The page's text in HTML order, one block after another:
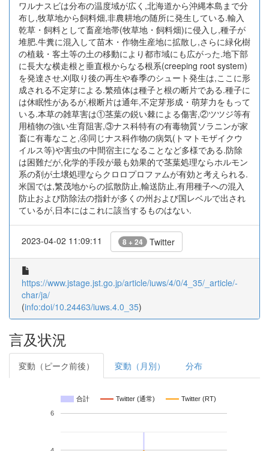
ワルナスビは分布の温度域が広く,北海道から沖縄本島まで分
布し,牧草地から飼料畑,非農耕地の随所に発生している.輸入
乾草・飼料として畜産地帯(牧草地・飼料畑)に侵入し,種子が
堆肥.牛糞に混入して苗木・作物生産地に拡散し,さらに緑化樹
の植栽・客土等の土の移動により都市域にも広がった.地下部
に長大な横走根と垂直根からなる根系(creeping root system)
を発達させ,刈取り後の再生や春季のシュート発生は,ここに形
成される不定芽による.繁殖体は種子と根の断片である.種子に
は休眠性があるが,根断片は通年,不定芽形成・萌芽力をもって
いる.本草の雑草害は①茎葉の鋭い棘による傷害,②ツツジ等有
用植物の強い生育阻害,③ナス科特有の有毒物質ソラニンが家
畜に有毒なこと,④同じナス科作物の病気(トマトモザイクウ
イルス等)や害虫の中間宿主になることなど多様である.防除
は困難だが,化学的手段が最も効果的で茎葉処理ならホルモン
系の剤が土壌処理ならクロロプロファムが有効と考えられる.
米国では,繁茂地からの拡散防止,輸送防止,有用種子への混入
防止および防除法の指針が多くの州および国レベルで出され
ているが,日本にはこれに該当するものはない.
2023-04-02 11:09:11 8 + 24 Twitter
https://www.jstage.jst.go.jp/article/iuws/4/0/4_35/_article/-
char/ja/
(info:doi/10.24463/iuws.4.0_35)
言及状況
変動（ピーク前後） 変動（月別） 分布
合計 Twitter (通常) Twitter (RT)
6